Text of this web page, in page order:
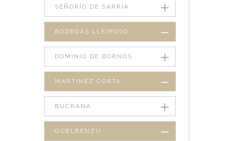
SEÑORÍO DE SARRÍA
BODEGAS LLEIROSO
DOMINIO DE BORNOS
MARTÍNEZ CORTA
BUCRANA
GUELBENZU